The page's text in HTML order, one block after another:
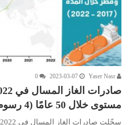
2023-03-07
0
مستوى خلال 50 عامًا (4 رسوم بيانية)